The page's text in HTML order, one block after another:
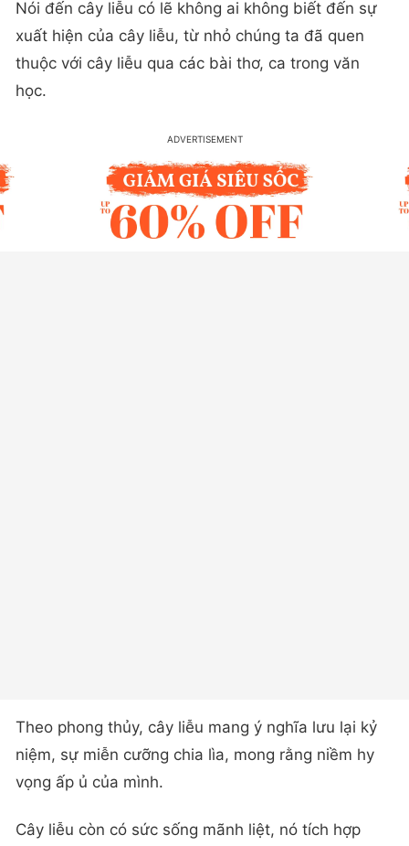
Nói đến cây liễu có lẽ không ai không biết đến sự
xuất hiện của cây liễu, từ nhỏ chúng ta đã quen
thuộc với cây liễu qua các bài thơ, ca trong văn
học.
Theo phong thủy, cây liễu mang ý nghĩa lưu lại kỷ
niệm, sự miễn cưỡng chia lìa, mong rằng niềm hy
vọng ấp ủ của mình.
Cây liễu còn có sức sống mãnh liệt, nó tích hợp